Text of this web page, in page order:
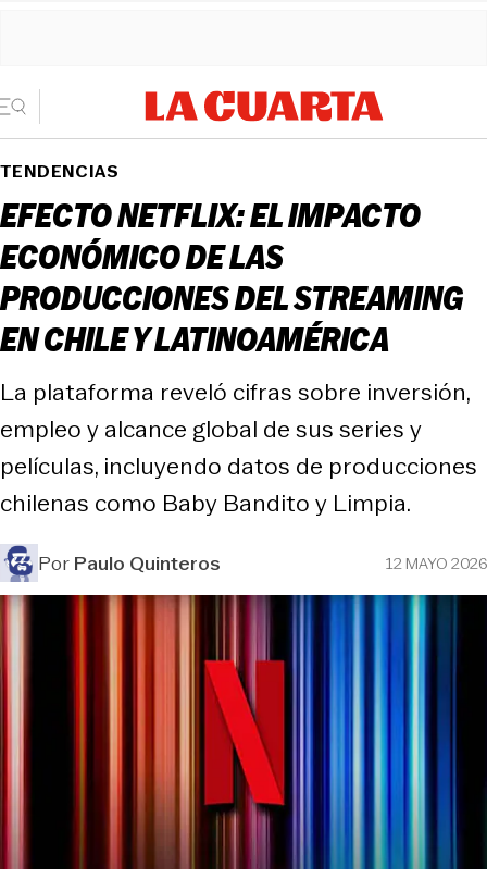
TENDENCIAS
EFECTO NETFLIX: EL IMPACTO
ECONÓMICO DE LAS
PRODUCCIONES DEL STREAMING
EN CHILE Y LATINOAMÉRICA
La plataforma reveló cifras sobre inversión,
empleo y alcance global de sus series y
películas, incluyendo datos de producciones
chilenas como Baby Bandito y Limpia.
PorPaulo Quinteros 12 MAYO 2026